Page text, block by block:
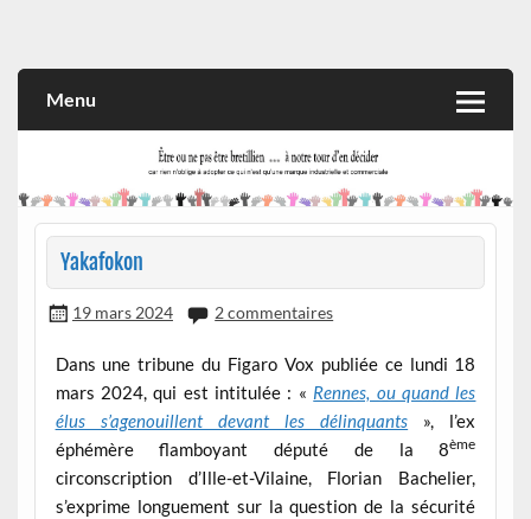
et commerciale
Menu
Yakafokon
19 mars 2024 2 commentaires
Dans une tribune du Figaro Vox publiée ce lundi 18
mars 2024, qui est intitulée : « Rennes, ou quand les
élus s’agenouillent devant les délinquants », l’ex
éphémère flamboyant député de la 8ème
circonscription d’Ille-et-Vilaine, Florian Bachelier,
s’exprime longuement sur la question de la sécurité